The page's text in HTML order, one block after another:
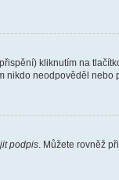
kliknutím na
nikdo neodpověděl
podpis . Můžete rovněž